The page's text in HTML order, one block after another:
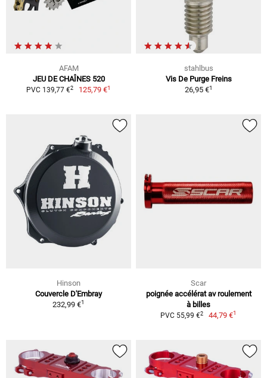
AFAM
JEU DE CHAÎNES 520
PVC 139,77 €2 125,79 €1
stahlbus
Vis De Purge Freins
26,95 €1
Hinson
Couvercle D'Embray
232,99 €1
Scar
poignée accélérat av roulement
à billes
PVC 55,99 €2 44,79 €1